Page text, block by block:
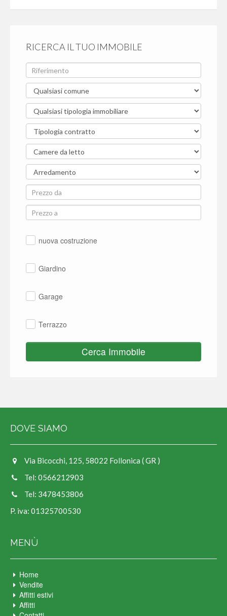
RICERCA IL TUO IMMOBILE
nuova costruzione
Giardino
Garage
Terrazzo
Cerca Immobile
DOVE SIAMO
Via Bicocchi, 125, 58022 Follonica ( GR )
Tel: 0566212903
Tel: 3478453806
P. iva: 01325700530
MENÙ
Home
Vendite
Affitti estivi
Affitti